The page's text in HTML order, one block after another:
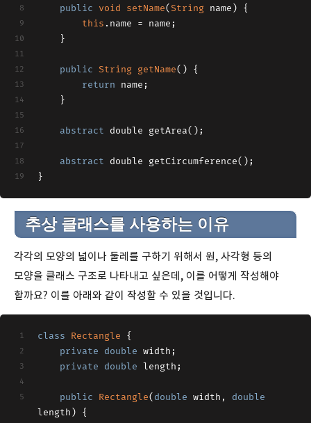
public void setName(String name ) {
this .name = name;
	}
public String getName( ) {
return name;
	}
abstract double getArea();
abstract double getCircumference();
}
추상 클래스를 사용하는 이유
각각의 모양의 넓이나 둘레를 구하기 위해서 원, 사각형 등의
모양을 클래스 구조로 나타내고 싶은데, 이를 어떻게 작성해야
할까요? 이를 아래와 같이 작성할 수 있을 것입니다.
class Rectangle
{
private
double width;
private
double length;
public Rectangle(double width, double
length)
{